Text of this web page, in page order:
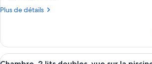
chambre :
très
Plus de détails
Plus
Chambre
Standard,
1
Afficher
Une
6